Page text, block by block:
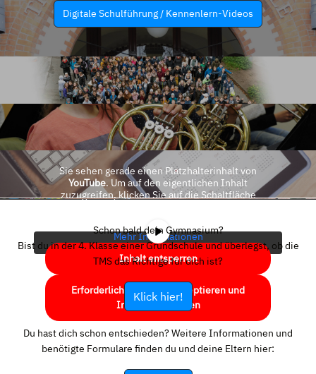
Digitale Schulführung / Kennenlern-Videos
Sie sehen gerade einen Platzhalterinhalt von
YouTube. Um auf den eigentlichen Inhalt
zuzugreifen, klicken Sie auf die Schaltfläche
Mehr Informationen
Inhalt entsperren
Erforderlichen Service akzeptieren und
Inhalte entsperren
Schon bald dein Gymnasium?
Bist du in der 4. Klasse einer Grundschule und überlegst, ob die
TMS das Richtige für dich ist?
Klick hier!
Du hast dich schon entschieden? Weitere Informationen und
benötigte Formulare finden du und deine Eltern hier: